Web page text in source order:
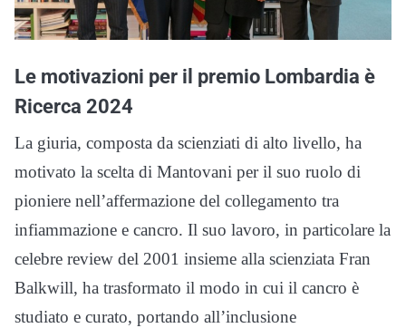
Le motivazioni per il premio Lombardia è
Ricerca 2024
La giuria, composta da scienziati di alto livello, ha
motivato la scelta di Mantovani per il suo ruolo di
pioniere nell’affermazione del collegamento tra
infiammazione e cancro. Il suo lavoro, in particolare la
celebre review del 2001 insieme alla scienziata Fran
Balkwill, ha trasformato il modo in cui il cancro è
studiato e curato, portando all’inclusione